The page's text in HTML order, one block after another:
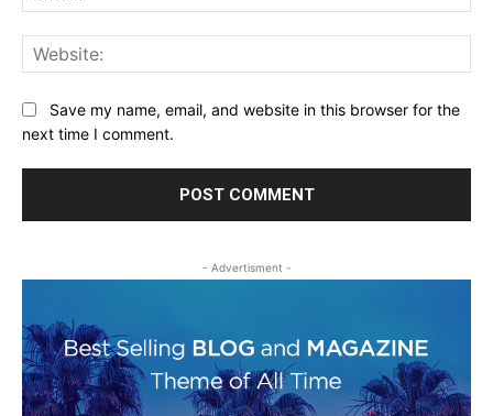
Save my name, email, and website in this browser for the
next time I comment.
- Advertisment -